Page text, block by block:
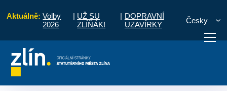
Aktuálně: Volby
2026
| UŽ SU
ZLÍŇÁK!
| DOPRAVNÍ
UZAVÍRKY
Česky